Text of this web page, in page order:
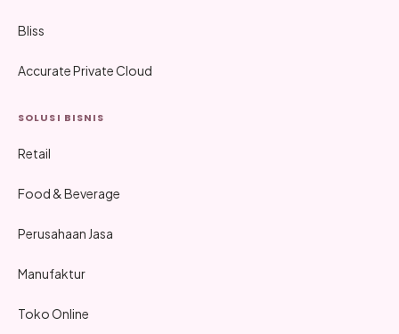
Bliss
Accurate Private Cloud
SOLUSI BISNIS
Retail
Food & Beverage
Perusahaan Jasa
Manufaktur
Toko Online